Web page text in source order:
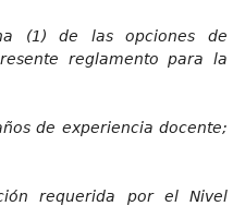
(1) de las opciones de
reglamento para la
de experiencia docente;
requerida por el Nivel